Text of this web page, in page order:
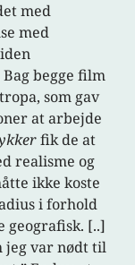
med
med
begge film
som gav
at arbejde
fik de at
realisme og
ikke koste
i forhold
geografisk. [..]
jeg var nødt til